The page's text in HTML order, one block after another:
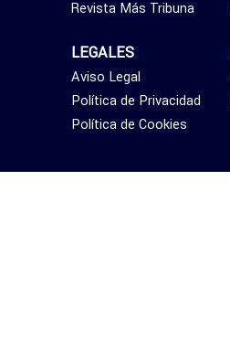
Revista Más Tribuna
LEGALES
Aviso Legal
Política de Privacidad
Política de Cookies